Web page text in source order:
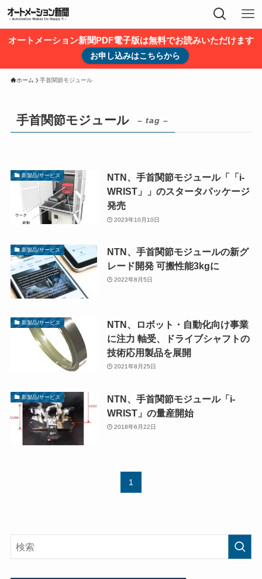
オートメーション新聞PDF電子版は無料でお読みいただけます
お申し込みはこちらから
ホーム 手首関節モジュール
手首関節モジュール – tag –
新製品/サービス
NTN、手首関節モジュール「「i-
WRIST」」のスタータパッケージ
発売
2023年10月10日
新製品/サービス
NTN、手首関節モジュールの新グ
レード開発 可搬性能3kgに
2022年8月5日
新製品/サービス
NTN、ロボット・自動化向け事業
に注力 軸受、ドライブシャフトの
技術応用製品を展開
2021年8月25日
新製品/サービス
NTN、手首関節モジュール「i-
WRIST」の量産開始
2018年6月22日
1